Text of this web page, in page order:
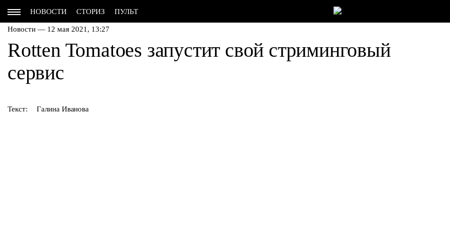
НОВОСТИ СТОРИЗ ПУЛЬТ
Новости — 12 мая 2021, 13:27
Rotten Tomatoes запустит свой стриминговый
сервис
Текст: Галина Иванова